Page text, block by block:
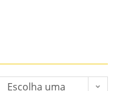
Escolha uma